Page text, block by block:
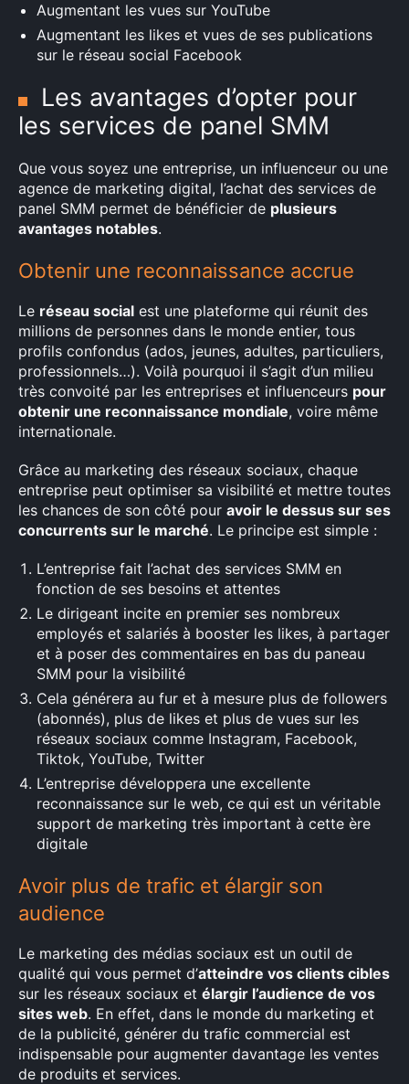
Augmentant les vues sur YouTube
Augmentant les likes et vues de ses publications
sur le réseau social Facebook
Les avantages d’opter pour
les services de panel SMM
Que vous soyez une entreprise, un influenceur ou une
agence de marketing digital, l’achat des services de
panel SMM permet de bénéficier de plusieurs
avantages notables.
Obtenir une reconnaissance accrue
Le réseau social est une plateforme qui réunit des
millions de personnes dans le monde entier, tous
profils confondus (ados, jeunes, adultes, particuliers,
professionnels…). Voilà pourquoi il s’agit d’un milieu
très convoité par les entreprises et influenceurs pour
obtenir une reconnaissance mondiale, voire même
internationale.
Grâce au marketing des réseaux sociaux, chaque
entreprise peut optimiser sa visibilité et mettre toutes
les chances de son côté pour avoir le dessus sur ses
concurrents sur le marché. Le principe est simple :
L’entreprise fait l’achat des services SMM en
fonction de ses besoins et attentes
Le dirigeant incite en premier ses nombreux
employés et salariés à booster les likes, à partager
et à poser des commentaires en bas du paneau
SMM pour la visibilité
Cela générera au fur et à mesure plus de followers
(abonnés), plus de likes et plus de vues sur les
réseaux sociaux comme Instagram, Facebook,
Tiktok, YouTube, Twitter
L’entreprise développera une excellente
reconnaissance sur le web, ce qui est un véritable
support de marketing très important à cette ère
digitale
Avoir plus de trafic et élargir son
audience
Le marketing des médias sociaux est un outil de
qualité qui vous permet d’atteindre vos clients cibles
sur les réseaux sociaux et élargir l’audience de vos
sites web. En effet, dans le monde du marketing et
de la publicité, générer du trafic commercial est
indispensable pour augmenter davantage les ventes
de produits et services.